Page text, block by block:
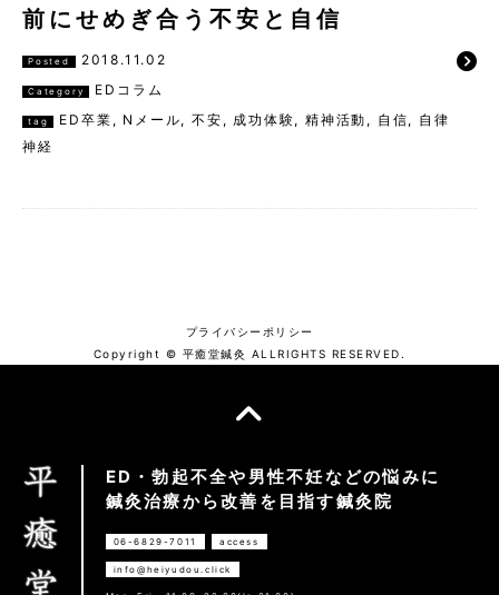
前にせめぎ合う不安と自信
Posted 2018.11.02
Category EDコラム
tag ED卒業 , Nメール,不安 , 成功体験,精神活動 , 自信, 自律
神経
プライバシーポリシー
Copyright © 平癒堂鍼灸 ALLRIGHTS RESERVED.
ED・勃起不全や男性不妊などの悩みに
鍼灸治療から改善を目指す鍼灸院
06-6829-7011 access
info@heiyudou.click